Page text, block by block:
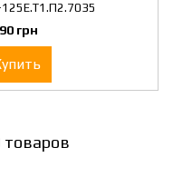
грн
товаров